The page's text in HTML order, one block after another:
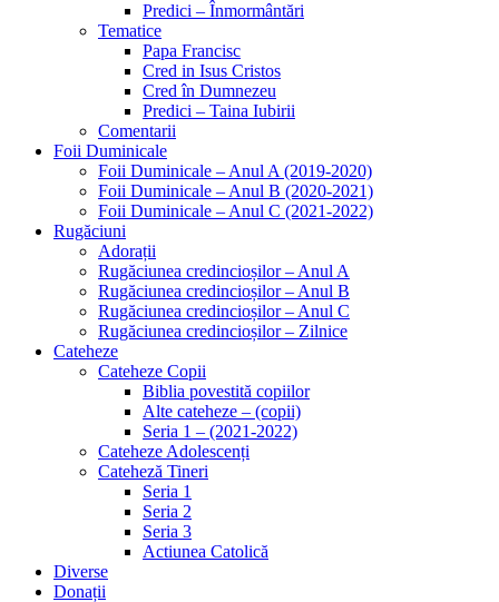
Predici – Înmormântări
Tematice
Papa Francisc
Cred in Isus Cristos
Cred în Dumnezeu
Predici – Taina Iubirii
Comentarii
Foii Duminicale
Foii Duminicale – Anul A (2019-2020)
Foii Duminicale – Anul B (2020-2021)
Foii Duminicale – Anul C (2021-2022)
Rugăciuni
Adorații
Rugăciunea credincioșilor – Anul A
Rugăciunea credincioșilor – Anul B
Rugăciunea credincioșilor – Anul C
Rugăciunea credincioșilor – Zilnice
Cateheze
Cateheze Copii
Biblia povestită copiilor
Alte cateheze – (copii)
Seria 1 – (2021-2022)
Cateheze Adolescenți
Cateheză Tineri
Seria 1
Seria 2
Seria 3
Actiunea Catolică
Diverse
Donații